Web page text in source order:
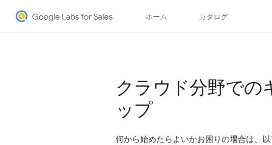
クラウド分野での
ップ
何から始めたらよいかお困りの場合は、